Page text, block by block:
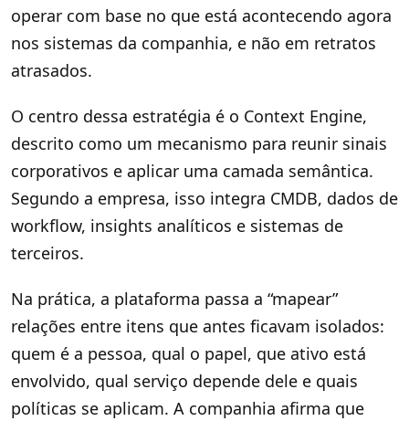
operar com base no que está acontecendo agora
nos sistemas da companhia, e não em retratos
atrasados.
O centro dessa estratégia é o Context Engine,
descrito como um mecanismo para reunir sinais
corporativos e aplicar uma camada semântica.
Segundo a empresa, isso integra CMDB, dados de
workflow, insights analíticos e sistemas de
terceiros.
Na prática, a plataforma passa a “mapear”
relações entre itens que antes ficavam isolados:
quem é a pessoa, qual o papel, que ativo está
envolvido, qual serviço depende dele e quais
políticas se aplicam. A companhia afirma que